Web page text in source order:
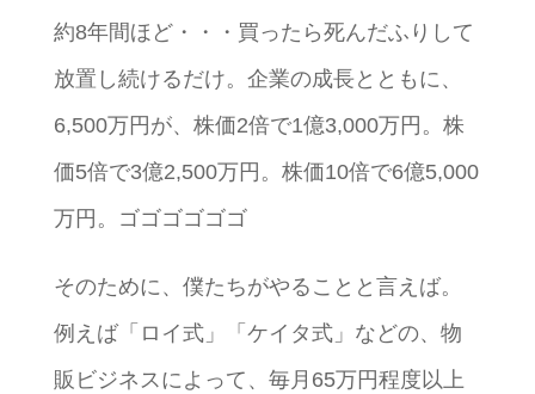
約8年間ほど・・・買ったら死んだふりして
放置し続けるだけ。企業の成長とともに、
6,500万円が、株価2倍で1億3,000万円。株
価5倍で3億2,500万円。株価10倍で6億5,000
万円。ゴゴゴゴゴゴ
そのために、僕たちがやることと言えば。
例えば「ロイ式」「ケイタ式」などの、物
販ビジネスによって、毎月65万円程度以上